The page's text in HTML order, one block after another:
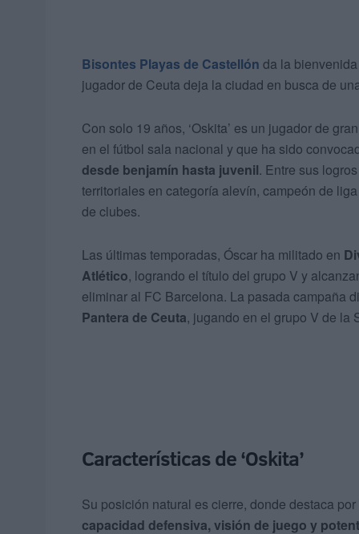
Bisontes Playas de Castellón da la
jugador de Ceuta deja la ciudad en busca de
Con solo 19 años, ‘Oskita’ es un jugador de
en el fútbol sala nacional y que ha sido
desde benjamín hasta juvenil. Entre sus
territoriales en categoría alevín, campeón de
de clubes.
Las últimas temporadas, Óscar ha militado en
Atlético, logrando el título del grupo V y
eliminar al FC Barcelona. La pasada campaña
Pantera de Ceuta, jugando en el grupo V de la
Características de ‘Oskita’
Su posición natural es cierre, donde destaca
capacidad defensiva, visión de juego y